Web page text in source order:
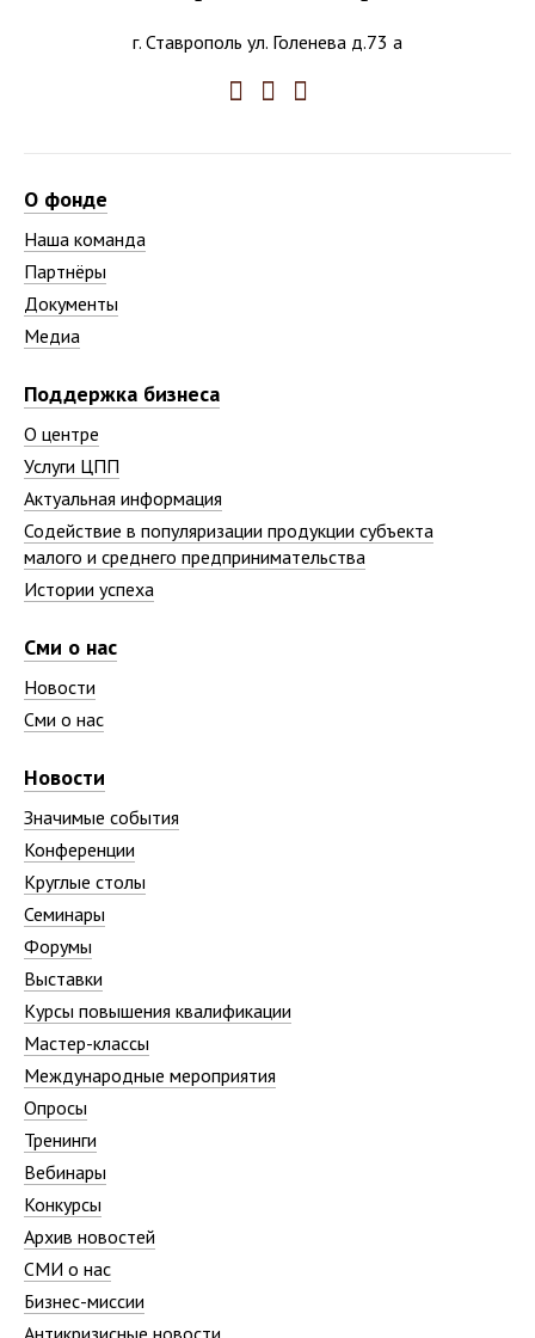
г. Ставрополь ул. Голенева д.73 а
О фонде
Наша команда
Партнёры
Документы
Медиа
Поддержка бизнеса
О центре
Услуги ЦПП
Актуальная информация
Содействие в популяризации продукции субъекта
малого и среднего предпринимательства
Истории успеха
Сми о нас
Новости
Сми о нас
Новости
Значимые события
Конференции
Круглые столы
Семинары
Форумы
Выставки
Курсы повышения квалификации
Мастер-классы
Международные мероприятия
Опросы
Тренинги
Вебинары
Конкурсы
Архив новостей
СМИ о нас
Бизнес-миссии
Антикризисные новости